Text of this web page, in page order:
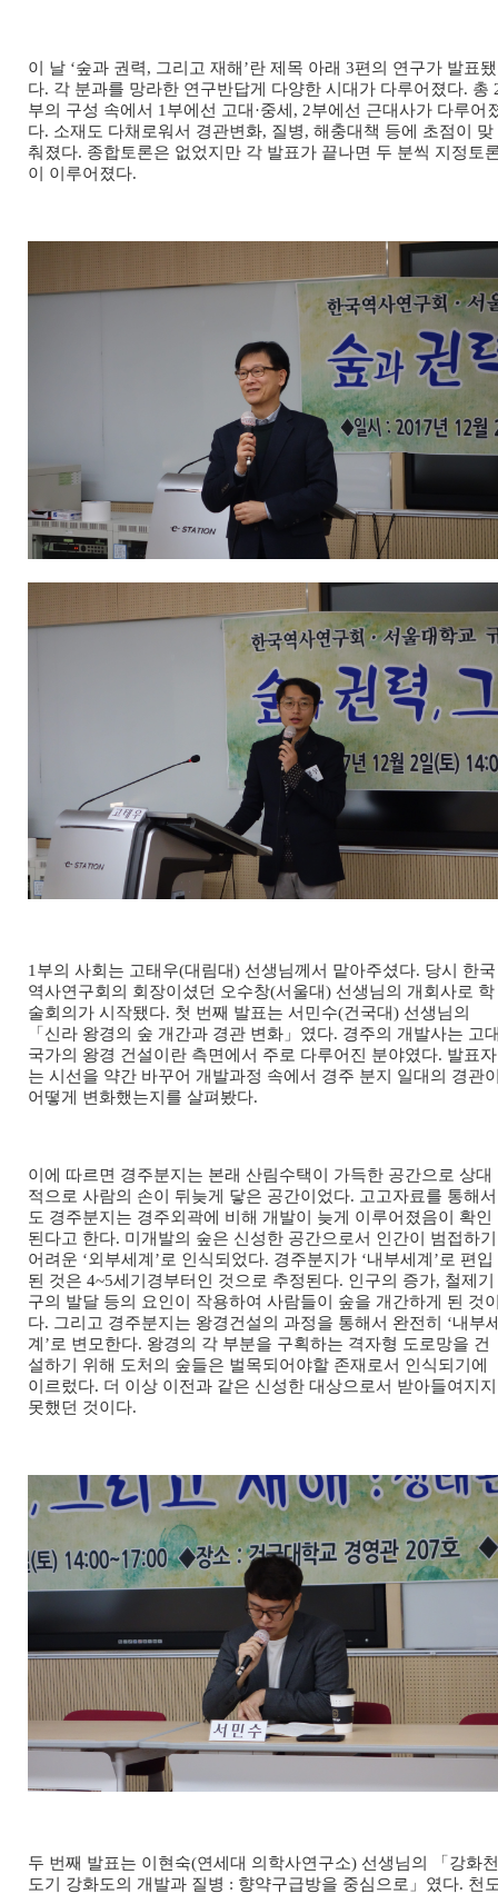
이 날 ‘숲과 권력, 그리고 재해’란 제목 아래 3편의 연구가 발표됐
다. 각 분과를 망라한 연구반답게 다양한 시대가 다루어졌다. 총
부의 구성 속에서 1부에선 고대·중세, 2부에선 근대사가 다루어
다. 소재도 다채로워서 경관변화, 질병, 해충대책 등에 초점이 맞
춰졌다. 종합토론은 없었지만 각 발표가 끝나면 두 분씩 지정토
이 이루어졌다.
1부의 사회는 고태우(대림대) 선생님께서 맡아주셨다. 당시 한국
역사연구회의 회장이셨던 오수창(서울대) 선생님의 개회사로 학
술회의가 시작됐다. 첫 번째 발표는 서민수(건국대) 선생님의
「신라 왕경의 숲 개간과 경관 변화」였다. 경주의 개발사는 고
국가의 왕경 건설이란 측면에서 주로 다루어진 분야였다. 발표자
는 시선을 약간 바꾸어 개발과정 속에서 경주 분지 일대의 경관
어떻게 변화했는지를 살펴봤다.
이에 따르면 경주분지는 본래 산림수택이 가득한 공간으로 상대
적으로 사람의 손이 뒤늦게 닿은 공간이었다. 고고자료를 통해서
도 경주분지는 경주외곽에 비해 개발이 늦게 이루어졌음이 확인
된다고 한다. 미개발의 숲은 신성한 공간으로서 인간이 범접하기
어려운 ‘외부세계’로 인식되었다. 경주분지가 ‘내부세계’로 편입
된 것은 4~5세기경부터인 것으로 추정된다. 인구의 증가, 철제기
구의 발달 등의 요인이 작용하여 사람들이 숲을 개간하게 된 것
다. 그리고 경주분지는 왕경건설의 과정을 통해서 완전히 ‘내부
계’로 변모한다. 왕경의 각 부분을 구획하는 격자형 도로망을 건
설하기 위해 도처의 숲들은 벌목되어야할 존재로서 인식되기에
이르렀다. 더 이상 이전과 같은 신성한 대상으로서 받아들여지지
못했던 것이다.
두 번째 발표는 이현숙(연세대 의학사연구소) 선생님의 「강화천
도기 강화도의 개발과 질병 : 향약구급방을 중심으로」였다. 천